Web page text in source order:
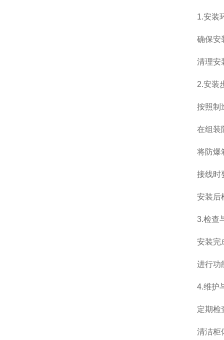
1.安装环
确保安装
清理安装
2.安装
按照制造
在组装防
将防爆箱
接线时要
安装后根
3.检查
安装完成
进行功能
4.维护
定期检查
清洁柜体